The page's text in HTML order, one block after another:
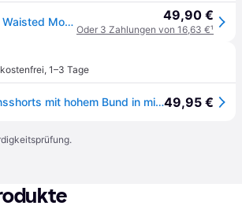
LEVIS Shorts High Waisted Mom Short 49,90 €
Oder 3 Zahlungen von 16,63 €¹
, 1–3 Tage
Levi's – Mom-Jeansshorts mit hohem Bund in mittlerer Waschung-Blau49,95 €